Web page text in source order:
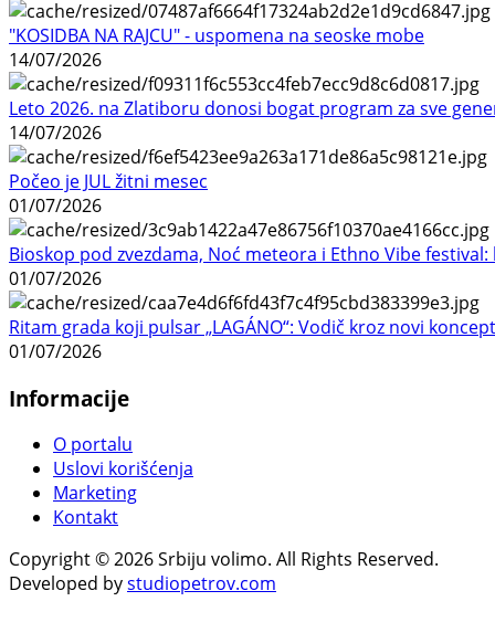
"KOSIDBA NA RAJCU" - uspomena na seoske mobe
14/07/2026
Leto 2026. na Zlatiboru donosi bogat program za sve
14/07/2026
Počeo je JUL žitni mesec
01/07/2026
Bioskop pod zvezdama, Noć meteora i Ethno Vibe
01/07/2026
Ritam grada koji pulsar „LAGÁNO“: Vodič kroz novi
01/07/2026
Informacije
O portalu
Uslovi korišćenja
Marketing
Kontakt
Copyright © 2026 Srbiju volimo. All Rights Reserved.
Developed bystudiopetrov.com